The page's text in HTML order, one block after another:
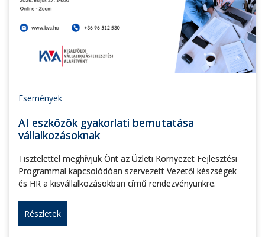
Események
AI eszközök gyakorlati bemutatása
vállalkozásoknak
Tisztelettel meghívjuk Önt az Üzleti Környezet Fejlesztési
Programmal kapcsolódóan szervezett Vezetői készségek
és HR a kisvállalkozásokban című rendezvényünkre.
Részletek